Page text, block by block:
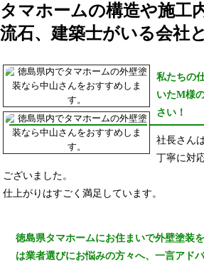
タマホームの構造や施工
流石、建築士がいる会社
私たちの
いたM様
さい！
社長さん
丁寧に対
ございました。
仕上がりはすごく満足しています。
徳島県タマホームにお住まいで外壁塗装
は業者選びにお悩みの方々へ、一言アド